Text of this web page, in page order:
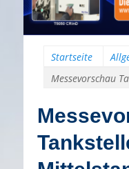
Startseite
Messevorschau